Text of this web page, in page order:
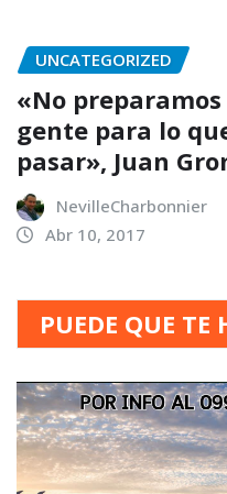
UNCATEGORIZED
«No preparamos
gente para lo
pasar», Juan
NevilleCharbonnier
Abr 10, 2017
PUEDE QUE TE